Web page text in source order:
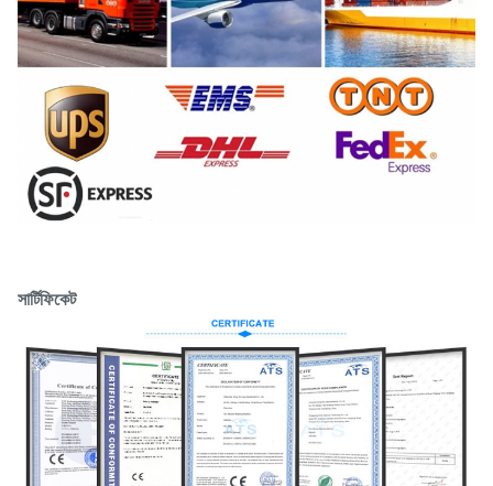
সার্টিফিকেট